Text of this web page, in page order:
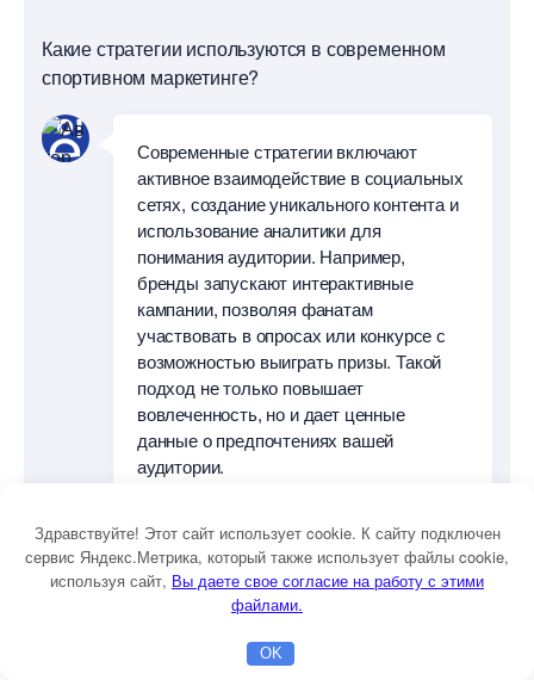
Какие стратегии используются в современном
спортивном маркетинге?
Современные стратегии включают
активное взаимодействие в социальных
сетях, создание уникального контента и
использование аналитики для
понимания аудитории. Например,
ренды запускают интерактивные
кампании, позволяя фанатам
участвовать в опросах или конкурсе с
озможностью выиграть призы. Такой
подход не только повышает
овлеченность, но и дает ценные
данные о предпочтениях вашей
аудитории.
Как оценить эффективность маркетинговых
кампаний в мире спорта?
Оценка эффективности включает
Здравствуйте! Этот сайт использует cookie. К сайту подключен
сервис Яндекс.Метрика, который также использует файлы cookie,
используя сайт, ы даете свое согласие на работу с этими
файлами.
OK